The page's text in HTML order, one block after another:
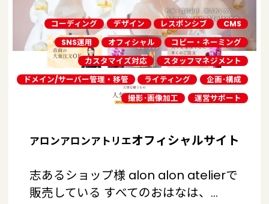
コーディング デザイン レスポンシブ
CMS
SNS運用
オフィシャル
コピー・ネーミング
カスタマイズ対応
スタッフマネジメント
ドメイン/サーバー管理・移管
ライティング
企画･構成
撮影･画像加工
運営サポート
アロンアロンアトリエオフィシャルサイト
志あるショップ様 alon alon atelierで
販売している すべてのおはなは、…